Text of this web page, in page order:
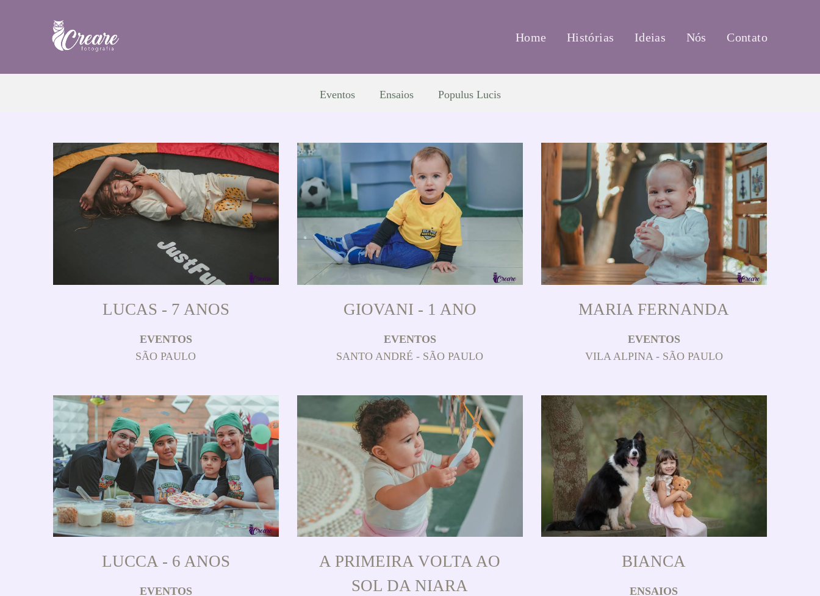
Home Histórias Ideias Nós Contato
Eventos Ensaios Populus Lucis
LUCAS - 7 ANOS
EVENTOS
SÃO PAULO
GIOVANI - 1 ANO
EVENTOS
SANTO ANDRÉ - SÃO PAULO
MARIA FERNANDA
EVENTOS
VILA ALPINA - SÃO PAULO
LUCCA - 6 ANOS
EVENTOS
A PRIMEIRA VOLTA AO
SOL DA NIARA
BIANCA
ENSAIOS